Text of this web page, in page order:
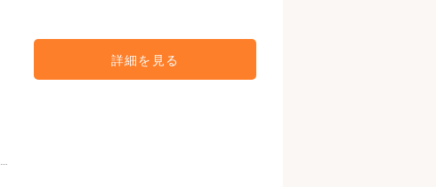
詳細を見る